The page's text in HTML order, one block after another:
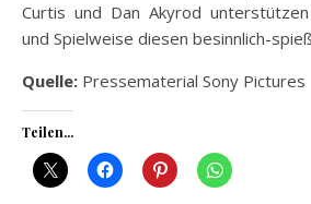
Curtis und Dan Akyrod
und Spielweise diesen besinnlich-
Quelle: Pressematerial Sony Pictures
Teilen...